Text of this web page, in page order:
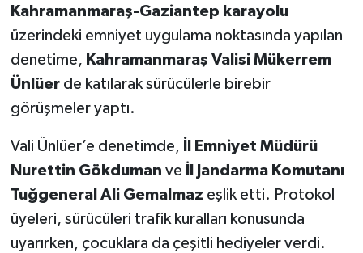
Kahramanmaraş-Gaziantep karayolu
üzerindeki emniyet uygulama noktasında yapılan
denetime, Kahramanmaraş Valisi Mükerrem
Ünlüerde katılarak sürücülerle birebir
görüşmeler yaptı.
Vali Ünlüer’e denetimde,
İl Emniyet Müdürü
Nurettin Gökduman ve
İl Jandarma Komutanı
Tuğgeneral Ali Gemalmaz eşlik etti. Protokol
üyeleri, sürücüleri trafik kuralları konusunda
uyarırken, çocuklara da çeşitli hediyeler verdi.
TREND
OTOMOTİV
YAŞAM
KÜLTÜR SANAT